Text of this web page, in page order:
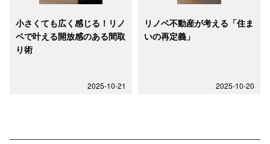
小さくても広く感じる！リノ
ベで叶える開放感のある間取
り術
2025-10-21
リノベ不動産が考える「住ま
いの再定義」
2025-10-20